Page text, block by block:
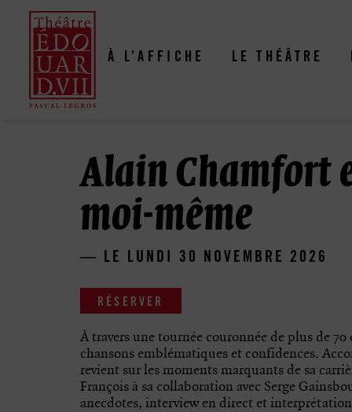
contenu
principal
À L’AFFICHE LE THÉÂTRE
Alain Chamfort
moi-même
LE LUNDI 30 NOVEMBRE 2026
RÉSERVER
À travers une tournée couronnée de plus de
chansons emblématiques et confidences.
revient sur les moments marquants de sa
François à sa collaboration avec Serge
anecdotes, interview en direct et
Panneau de gestion des cookies